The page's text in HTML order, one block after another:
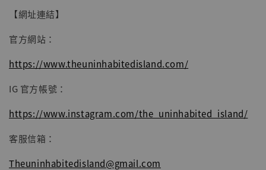
【網址連結】
官方網站：
https://www.theuninhabitedisland.com/
IG 官方帳號：
https://www.instagram.com/the_uninhabited_island/
客服信箱：
Theuninhabitedisland@gmail.com